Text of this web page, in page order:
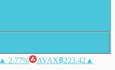
▲ 2.77% AVAX฿223.42 ▲